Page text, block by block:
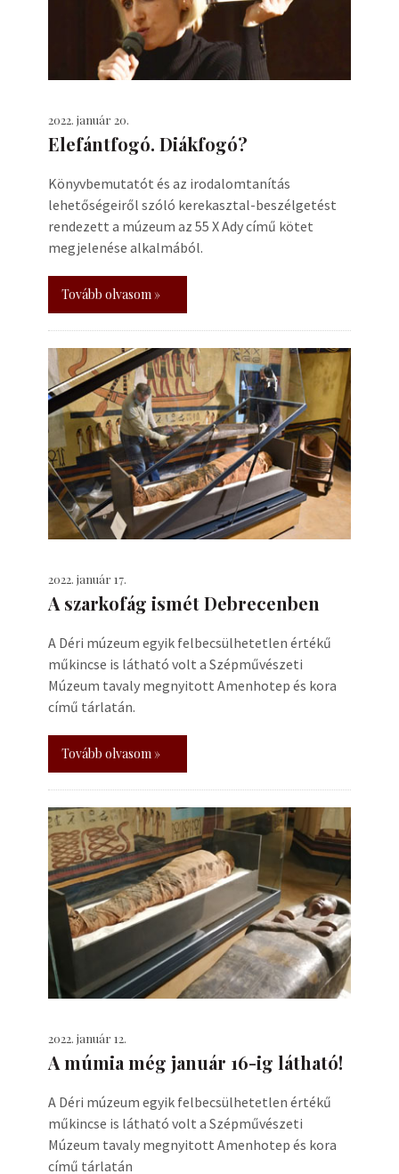
2022. január 20.
Elefántfogó. Diákfogó?
Könyvbemutatót és az irodalomtanítás
lehetőségeiről szóló kerekasztal-beszélgetést
rendezett a múzeum az 55 X Ady című kötet
megjelenése alkalmából.
Tovább olvasom »
2022. január 17.
A szarkofág ismét Debrecenben
A Déri múzeum egyik felbecsülhetetlen értékű
műkincse is látható volt a Szépművészeti
Múzeum tavaly megnyitott Amenhotep és kora
című tárlatán.
Tovább olvasom »
2022. január 12.
A múmia még január 16-ig látható!
A Déri múzeum egyik felbecsülhetetlen értékű
műkincse is látható volt a Szépművészeti
Múzeum tavaly megnyitott Amenhotep és kora
című tárlatán